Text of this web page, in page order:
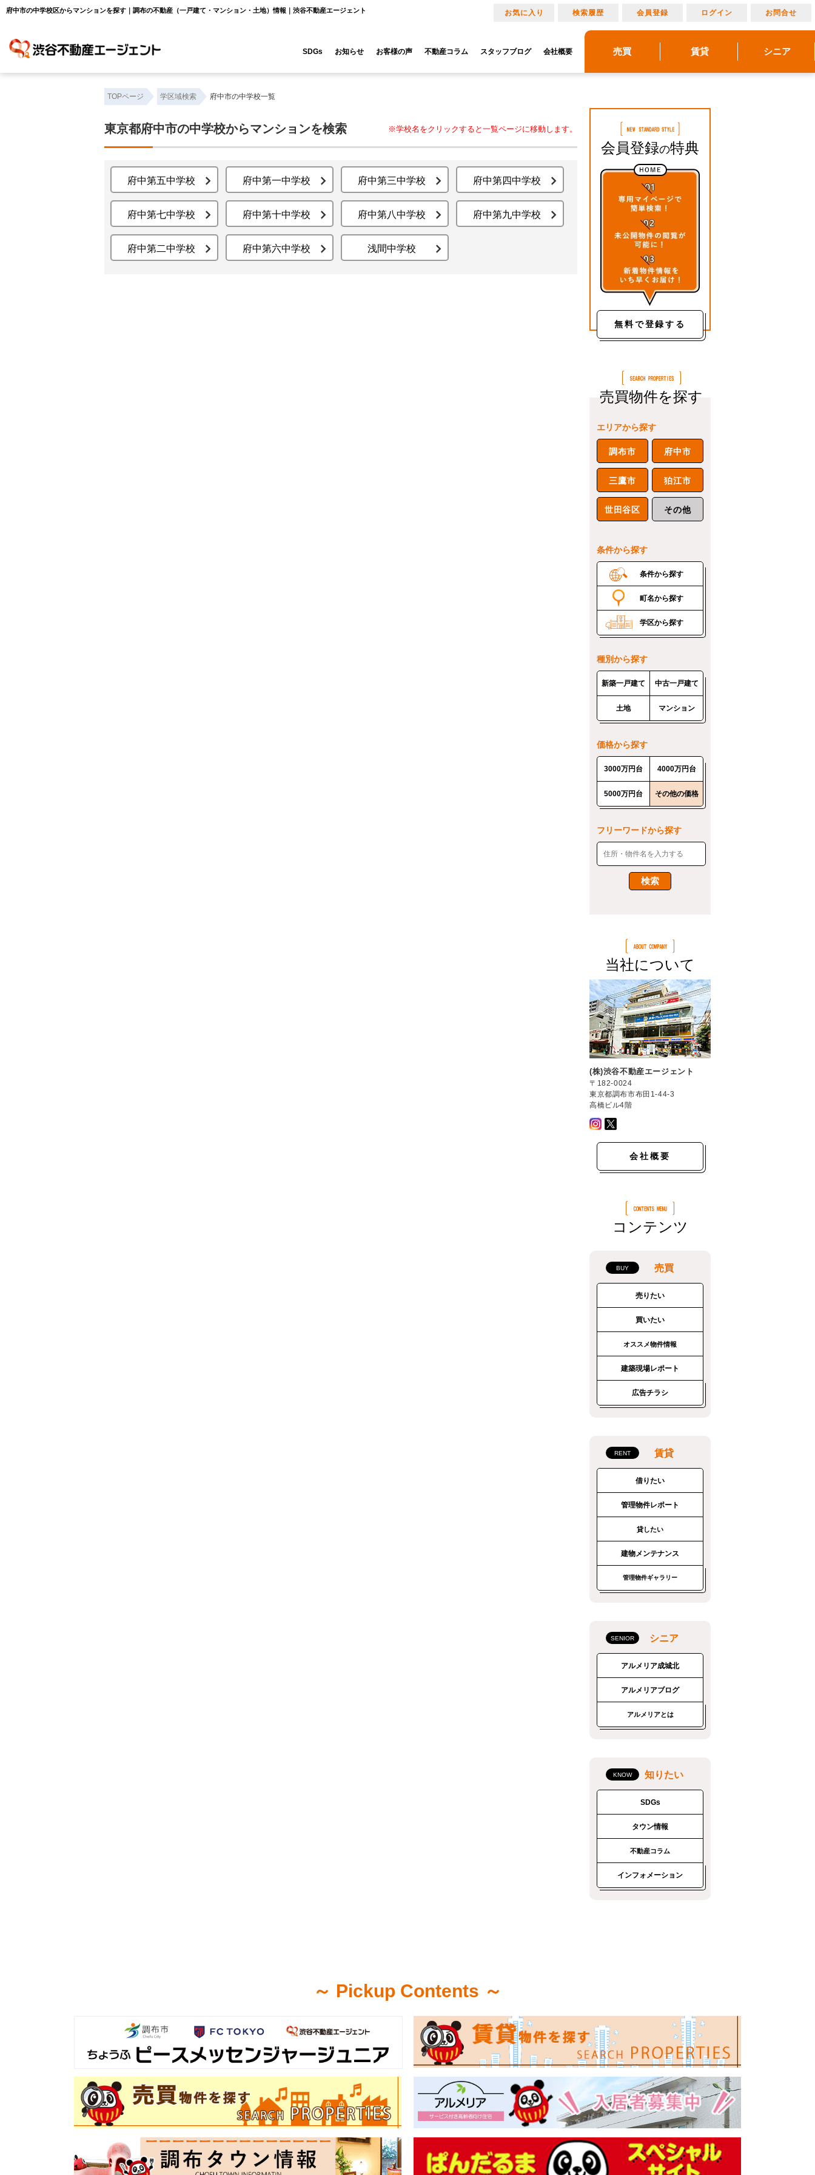
府中市の中学校区からマンションを探す｜調布の不動産（一戸建て・マンション・土地）情報｜渋谷不動産エージェント お気に入り 検索履歴 会員登録 ログイン お問合せ
SDGs お知らせ お客様の声 不動産コラム スタッフブログ 会社概要 売買
リノベーション
賃貸 シニア
TOPページ 学区域検索 府中市の中学校一覧
東京都府中市の中学校からマンションを検索 ※学校名をクリックすると一覧ページに移動します。
府中第五中学校 府中第一中学校 府中第三中学校 府中第四中学校
府中第七中学校 府中第十中学校 府中第八中学校 府中第九中学校
府中第二中学校 府中第六中学校 浅間中学校
会員登録の特典
無料で登録する
売買物件を探す
エリアから探す
調布市 府中市
三鷹市 狛江市
世田谷区 その他
条件から探す
条件から探す
町名から探す
学区から探す
種別から探す
新築一戸建て 中古一戸建て
土地 マンション
価格から探す
3000万円台 4000万円台
5000万円台 その他の価格
フリーワードから探す
当社について
(株)渋谷不動産エージェント
〒182-0024
東京都調布市布田1-44-3
高橋ビル4階
会社概要
コンテンツ
売買
売りたい
買いたい
オススメ物件情報
建築現場レポート
広告チラシ
賃貸
借りたい
管理物件レポート
貸したい
建物メンテナンス
管理物件ギャラリー
シニア
アルメリア成城北
アルメリアブログ
アルメリアとは
知りたい
SDGs
タウン情報
不動産コラム
インフォメーション
～ Pickup Contents ～